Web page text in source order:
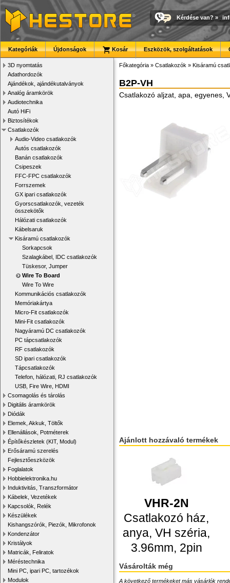
Kérdése van? »
Kategóriák Újdonságok Kosár Eszközök, szolgáltatások
3D nyomtatás
Adathordozók
Ajándékok, ajándékutalványok
Analóg áramkörök
Audiotechnika
Autó HiFi
Biztosítékok
Csatlakozók
Audio-Video csatlakozók
Autós csatlakozók
Banán csatlakozók
Csipeszek
FFC-FPC csatlakozók
Forrszemek
GX ipari csatlakozók
Gyorscsatlakozók, vezeték
összekötők
Hálózati csatlakozók
Kábelsaruk
Kisáramú csatlakozók
Sorkapcsok
Szalagkábel, IDC csatlakozók
Tüskesor, Jumper
Wire To Board
Wire To Wire
Kommunikációs csatlakozók
Memóriakártya
Micro-Fit csatlakozók
Mini-Fit csatlakozók
Nagyáramú DC csatlakozók
PC tápcsatlakozók
RF csatlakozók
SD ipari csatlakozók
Tápcsatlakozók
Telefon, hálózati, RJ csatlakozók
USB, Fire Wire, HDMI
Csomagolás és tárolás
Digitális áramkörök
Diódák
Elemek, Akkuk, Töltők
Ellenállások, Potméterek
Építőkészletek (KIT, Modul)
Erősáramú szerelés
Fejlesztőeszközök
Foglalatok
Hobbielektronika.hu
Induktivitás, Transzformátor
Kábelek, Vezetékek
Kapcsolók, Relék
Készülékek
Kishangszórók, Piezók, Mikrofonok
Kondenzátor
Kristályok
Matricák, Feliratok
Méréstechnika
Mini PC, ipari PC, tartozékok
Modulok
Főkategória » Csatlakozók » Kisáramú
B2P-VH
Csatlakozó aljzat, apa, egyenes,
Ajánlott hozzávaló termékek
VHR-2N
Csatlakozó ház,
anya, VH széria,
3.96mm, 2pin
Vásárolták még
A következő termékeket más vásárlók